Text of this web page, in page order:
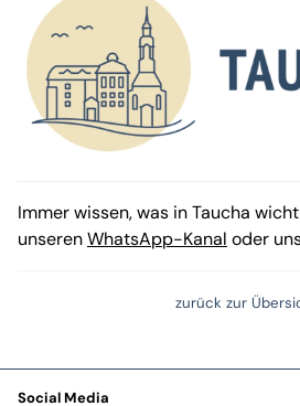
Immer wissen, was in Taucha
unserenWhatsApp-Kanal oder
zurück zur
Social Media